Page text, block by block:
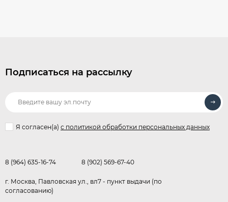
Подписаться на рассылку
Я согласен(a) с политикой обработки персональных данных
8 (964) 635-16-74 8 (902) 569-67-40
г. Москва, Павловская ул., вл7 - пункт выдачи (по
согласованию)